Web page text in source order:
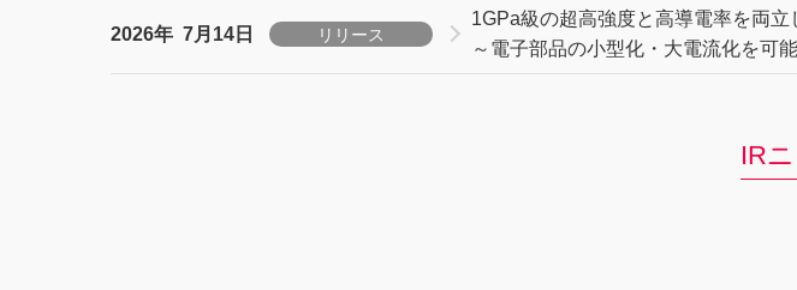
2026年 7月14日 リリース
1GPa級の超高強度と高導電率を両
～電子部品の小型化・大電流化を可
IR